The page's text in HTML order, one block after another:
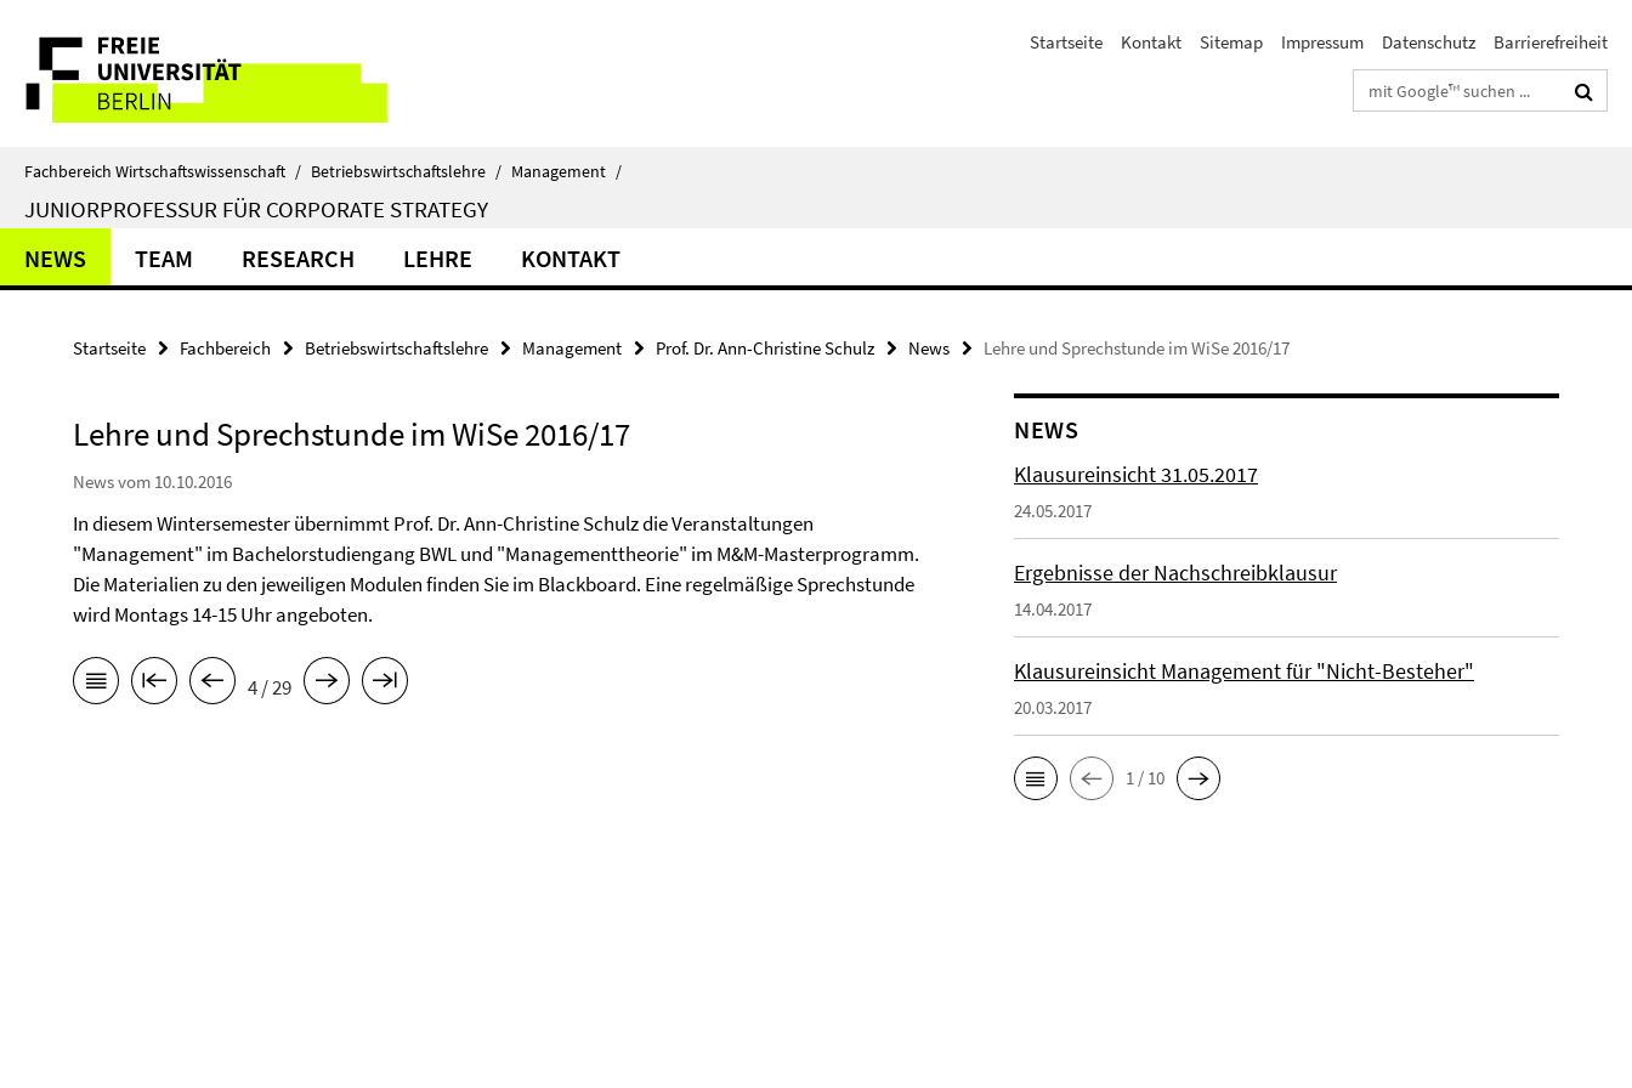
direkt
Inhalt
Service-
Navigation
Startseite Kontakt Sitemap Impressum Datenschutz
Barrierefreiheit
Suchbegriffe
Fachbereich Wirtschaftswissenschaft / Betriebswirtschaftslehre / Management /
JUNIORPROFESSUR FÜR CORPORATE STRATEGY
NEWS TEAM RESEARCH LEHRE KONTAKT
Startseite Fachbereich Betriebswirtschaftslehre Management Prof. Dr. Ann-Christine Schulz News Lehre und Sprechstunde im WiSe 2016/17
Lehre und Sprechstunde im WiSe 2016/17
News vom 10.10.2016
In diesem Wintersemester übernimmt Prof. Dr. Ann-Christine Schulz die Veranstaltungen
"Management" im Bachelorstudiengang BWL und "Managementtheorie" im M&M-Masterprogramm.
Die Materialien zu den jeweiligen Modulen finden Sie im Blackboard. Eine regelmäßige Sprechstunde
wird Montags 14-15 Uhr angeboten.
4 / 29
NEWS
Klausureinsicht 31.05.2017
24.05.2017
Ergebnisse der Nachschreibklausur
14.04.2017
Klausureinsicht Management für "Nicht-Besteher"
20.03.2017
1 / 10